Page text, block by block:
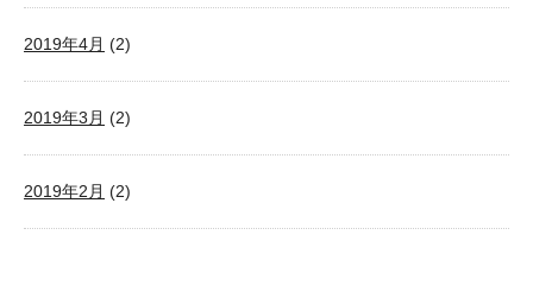
2019年4月 (2)
2019年3月 (2)
2019年2月 (2)